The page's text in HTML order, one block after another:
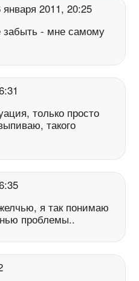
января 2011, 20:25
забыть - мне самому
только просто
такого
я так понимаю
проблемы..